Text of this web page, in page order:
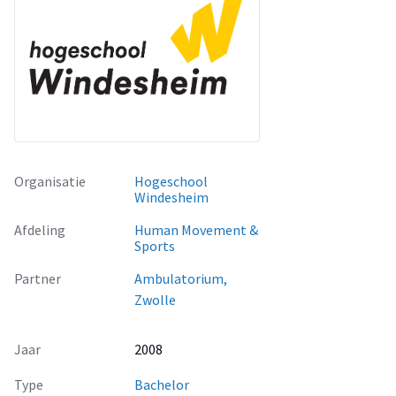
Organisatie
Hogeschool
Windesheim
Afdeling
Human Movement &
Sports
Partner
Ambulatorium,
Zwolle
Jaar
2008
Type
Bachelor